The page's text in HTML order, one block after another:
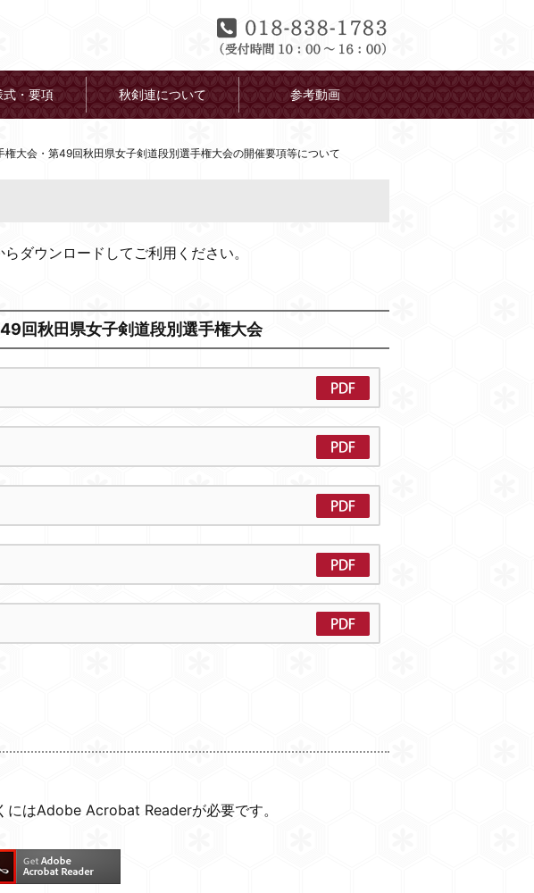
式・要項 秋剣連について 参考動画
権大会・第49回秋田県女子剣道段別選手権大会の開催要項等について
ダウンロードしてご利用ください。
回秋田県女子剣道段別選手権大会
にはAdobe Acrobat Readerが必要です。